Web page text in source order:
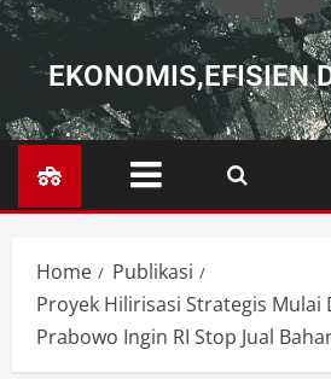
EKONOMIS,EFISIEN
Home
Publikasi
Proyek Hilirisasi Strategis Mulai
Prabowo Ingin RI Stop Jual